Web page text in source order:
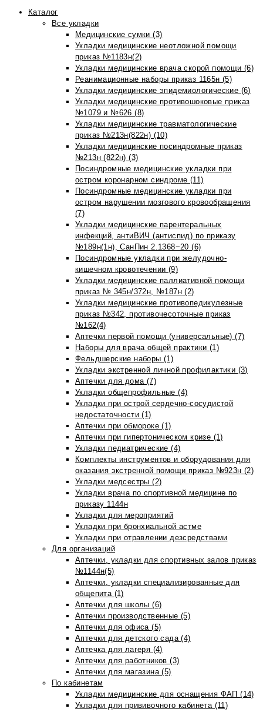
Каталог
Все укладки
Медицинские сумки (3)
Укладки медицинские неотложной помощи
приказ №1183н(2)
Укладки медицинские врача скорой помощи (6)
Реанимационные наборы приказ 1165н (5)
Укладки медицинские эпидемиологические (6)
Укладки медицинские противошоковые приказ
№1079 и №626 (8)
Укладки медицинские травматологические
приказ №213н(822н) (10)
Укладки медицинские посиндромные приказ
№213н (822н) (3)
Посиндромные медицинские укладки при
остром коронарном синдроме (11)
Посиндромные медицинские укладки при
остром нарушении мозгового кровообращения
(7)
Укладки медицинские парентеральных
инфекций, антиВИЧ (антиспид) по приказу
№189н(1н), СанПин 2.1368−20 (6)
Посиндромные укладки при желудочно-
кишечном кровотечении (9)
Укладки медицинские паллиативной помощи
приказ № 345н/372н, №187н (2)
Укладки медицинские противопедикулезные
приказ №342, противочесоточные приказ
№162(4)
Аптечки первой помощи (универсальные) (7)
Наборы для врача общей практики (1)
Фельдшерские наборы (1)
Укладки экстренной личной профилактики (3)
Аптечки для дома (7)
Укладки общепрофильные (4)
Укладки при острой сердечно-сосудистой
недостаточности (1)
Аптечки при обмороке (1)
Аптечки при гипертоническом кризе (1)
Укладки педиатрические (4)
Комплекты инструментов и оборудования для
оказания экстренной помощи приказ №923н (2)
Укладки медсестры (2)
Укладки врача по спортивной медицине по
приказу 1144н
Укладки для мероприятий
Укладки при бронхиальной астме
Укладки при отравлении дезсредствами
Для организаций
Аптечки, укладки для спортивных залов приказ
№1144н(5)
Аптечки, укладки специализированные для
общепита (1)
Аптечки для школы (6)
Аптечки производственные (5)
Аптечки для офиса (5)
Аптечки для детского сада (4)
Аптечка для лагеря (4)
Аптечки для работников (3)
Аптечки для магазина (5)
По кабинетам
Укладки медицинские для оснащения ФАП (14)
Укладки для прививочного кабинета (11)